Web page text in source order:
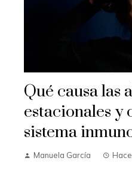
Qué causa las
estacionales y
sistema
Manuela García